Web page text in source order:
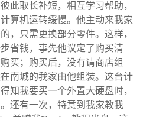
此取长补短，相互学习帮助，
算机运转缓慢。他主动来我家
，只需更换部分零件。这样，
省钱，事先他议定了购买清
买；购买后，没有请商店组
南城的我家由他组装。这台计
知我要买一个外置大硬盘时，
还有一次，特意到我家教我